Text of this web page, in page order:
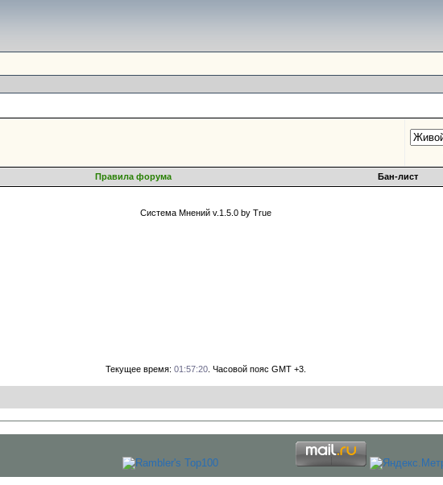
Правила форума Бан-лист
Система Мнений v.1.5.0 by True
Текущее время: 01:57:20. Часовой пояс GMT +3.